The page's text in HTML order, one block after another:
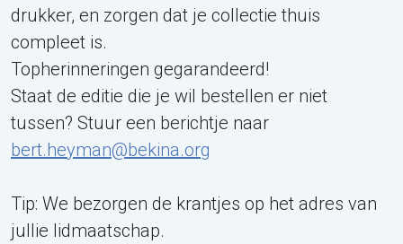
drukker, en zorgen dat je collectie thuis
compleet is.
Topherinneringen gegarandeerd!
Staat de editie die je wil bestellen er niet
tussen? Stuur een berichtje naar
bert.heyman@bekina.org
Tip: We bezorgen de krantjes op het adres van
jullie lidmaatschap.